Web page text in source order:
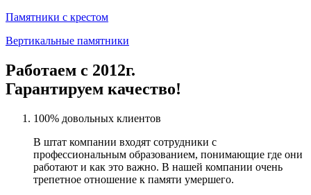
Памятники с крестом
Вертикальные памятники
Работаем с 2012г.
Гарантируем качество!
100% довольных клиентов
В штат компании входят сотрудники с
профессиональным образованием, понимающие где они
работают и как это важно. В нашей компании очень
трепетное отношение к памяти умершего.